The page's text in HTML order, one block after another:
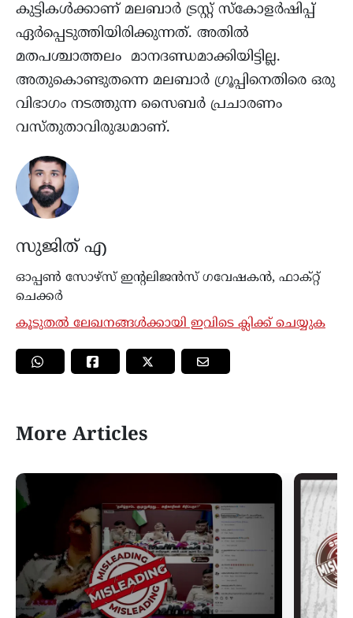
കുട്ടികൾക്കാണ് മലബാർ ട്രസ്റ്റ് സ്‌കോളർഷിപ്പ്
ഏര്‍പ്പെടുത്തിയിരിക്കുന്നത്. അതിൽ
മതപശ്ചാത്തലം മാനദണ്ഡമാക്കിയിട്ടില്ല.
അതുകൊണ്ടുതന്നെ മലബാർ ഗ്രൂപ്പിനെതിരെ ഒരു
വിഭാഗം നടത്തുന്ന സൈബര്‍ പ്രചാരണം
വസ്തുതാവിരുദ്ധമാണ്.
സുജിത് എ
ഓപ്പൺ സോഴ്‌സ് ഇന്റലിജൻസ് ഗവേഷകൻ, ഫാക്റ്റ്
ചെക്കർ
കൂടുതൽ ലേഖനങ്ങൾക്കായി ഇവിടെ ക്ലിക്ക് ചെയ്യുക
More Articles